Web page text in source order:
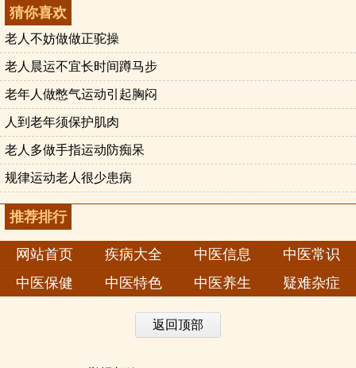
猜你喜欢
老人不妨做做正驼操
老人晨运不宜长时间蹲马步
老年人做憋气运动引起胸闷
人到老年须保护肌肉
老人多做手指运动防痴呆
规律运动老人很少患病
推荐排行
网站首页 疾病大全 中医信息
中医常识
中医保健
中医特色 中医养生 疑难杂症
返回顶部